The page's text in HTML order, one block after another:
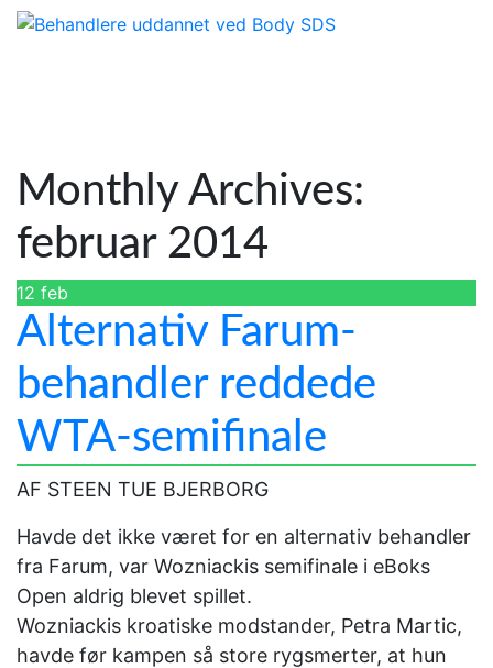
Monthly Archives:
februar 2014
12 feb
Alternativ Farum-
behandler reddede
WTA-semifinale
AF STEEN TUE BJERBORG
Havde det ikke været for en alternativ behandler
fra Farum, var Wozniackis semifinale i eBoks
Open aldrig blevet spillet.
Wozniackis kroatiske modstander, Petra Martic,
havde før kampen så store rygsmerter, at hun